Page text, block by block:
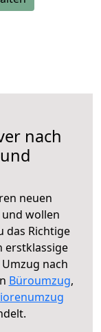
nach
neuen
wollen
das Richtige
erstklassige
nach
Büroumzug,